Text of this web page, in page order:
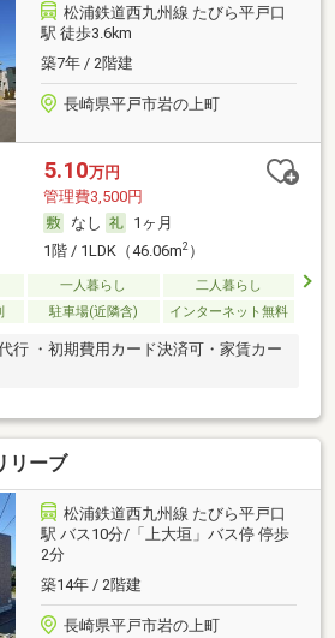
松浦鉄道西九州線 たびら平戸口
駅 徒歩3.6km
築7年 / 2階建
長崎県平戸市岩の上町
5.10万円
管理費3,500円
なし
1ヶ月
1階 / 1LDK（46.06m2）
一人暮らし
二人暮らし
駐車場(近隣含) インターネット無料
行 ・初期費用カード決済可・家賃カー
リーブ
松浦鉄道西九州線 たびら平戸口
駅 バス10分/「上大垣」バス停 停歩
2分
築14年 / 2階建
長崎県平戸市岩の上町